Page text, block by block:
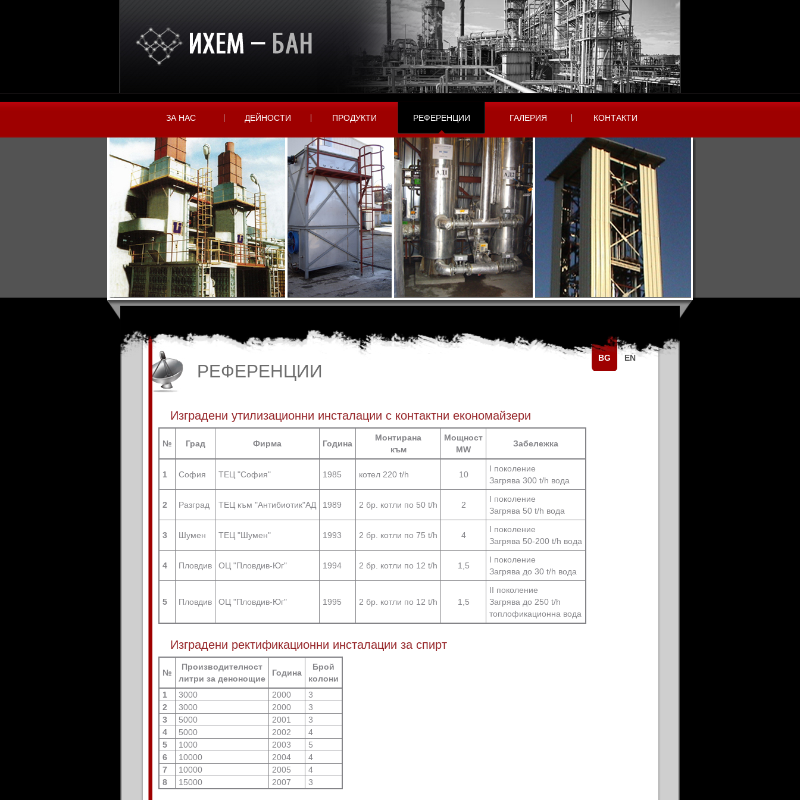
ЗА НАС ДЕЙНОСТИ ПРОДУКТИ РЕФЕРЕНЦИИ ГАЛЕРИЯ КОНТАКТИ
BG EN
РЕФЕРЕНЦИИ
Изградени утилизационни инсталации с контактни економайзери
№ Град Фирма Година
Монтирана
към
Мощност
MW
Забележка
1 София ТЕЦ "София" 1985 котел 220 t/h 10
I поколение
Загрява 300 t/h вода
2 Разград ТЕЦ към "Антибиотик"АД 1989 2 бр. котли по 50 t/h 2
I поколение
Загрява 50 t/h вода
3 Шумен ТЕЦ "Шумен" 1993 2 бр. котли по 75 t/h 4
I поколение
Загрява 50-200 t/h вода
4 Пловдив ОЦ "Пловдив-Юг" 1994 2 бр. котли по 12 t/h 1,5
I поколение
Загрява до 30 t/h вода
5 Пловдив ОЦ "Пловдив-Юг" 1995 2 бр. котли по 12 t/h 1,5
IІ поколение
Загрява до 250 t/h
топлофикационна вода
Изградени ректификационни инсталации за спирт
№
Производителност
литри за денонощие
Година
Брой
колони
1
3000 2000
3
2
3000 2000
3
3
5000 2001
3
4
5000 2002
4
5
1000 2003
5
6
10000 2004
4
7
10000 2005
4
8
15000 2007 3